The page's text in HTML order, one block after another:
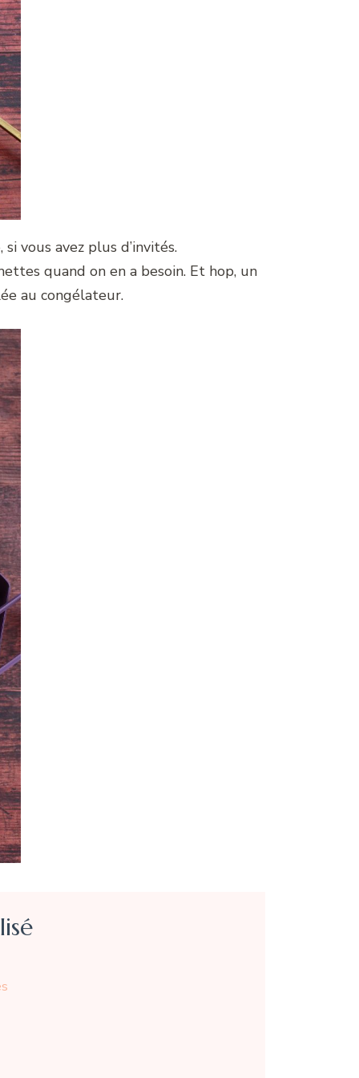
vous avez plus d’invités.
quand on en a besoin. Et hop, un
au congélateur.